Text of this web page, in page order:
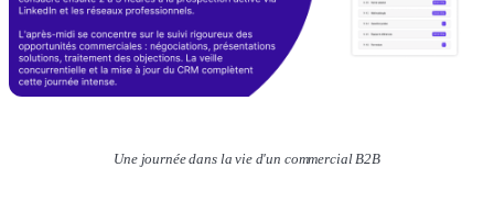
Une journée dans la vie d'un commercial B2B